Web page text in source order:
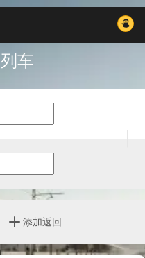
车
添加返回